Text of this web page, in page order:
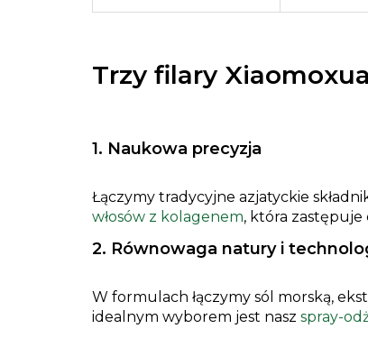
Trzy filary
1. Naukowa precyzja
Łączymy tradycyjne azjatyckie
włosów z kolagenem, która zastępuje
2. Równowaga natury i
W formulach łączymy sól morską,
idealnym wyborem jest nasz spray-